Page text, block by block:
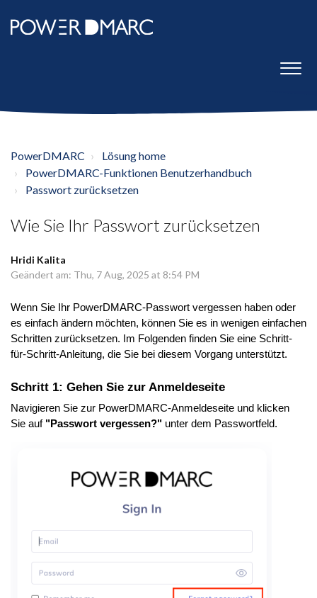
PowerDMARC
Lösung home
PowerDMARC-Funktionen Benutzerhandbuch
Passwort zurücksetzen
Wie Sie Ihr Passwort zurücksetzen
Hridi Kalita
Geändert am: Thu, 7 Aug, 2025 at 8:54 PM
Wenn Sie Ihr PowerDMARC-Passwort vergessen haben oder
es einfach ändern möchten, können Sie es in wenigen einfachen
Schritten zurücksetzen. Im Folgenden finden Sie eine Schritt-
für-Schritt-Anleitung, die Sie bei diesem Vorgang unterstützt.
Schritt 1: Gehen Sie zur Anmeldeseite
Navigieren Sie zur PowerDMARC-Anmeldeseite und klicken
Sie auf "Passwort vergessen?" unter dem Passwortfeld.